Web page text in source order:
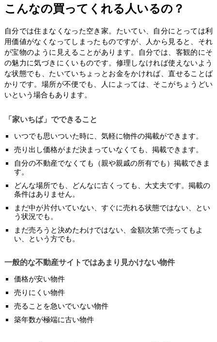
こんなの買ってくれる人いるの？
自分では住まなくなった空き家。たいてい、自分にとっては利
用価値がなくなってしまったものですが、人から見ると、それ
が宝物のように見えることがあります。自分では、客観的にそ
の魅力に気づきにくいものです。修理しなければ使えないよう
な状態でも、たいていちょっとお金をかければ、直せることば
かりです。場所が不便でも、人によっては、そこがちょうどい
いという場合もあります。
「家いちば」でできること
いつでも思いついた時に、気軽に物件の掲載ができます。
売り出し価格がまだ決まっていなくても、掲載できます。
自分の不動産でなくても（親や親戚の所有でも）掲載できま
す。
どんな場所でも、どんなに古くっても、大丈夫です。掲載の
条件はありません。
まだ中が片付いていない、すぐに売れる状態ではない、とい
う状況でも。
まだ売ろうと決めたわけではない、金額次第で売ってもよ
い、という方でも。
一般的な不動産サイトではあまり見かけない物件
価格が安い物件
売りにくい物件
売ることを急いでいない物件
築年数が極端に古い物件